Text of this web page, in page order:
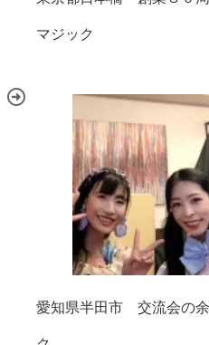
マジック
愛知県半田市 交流会の